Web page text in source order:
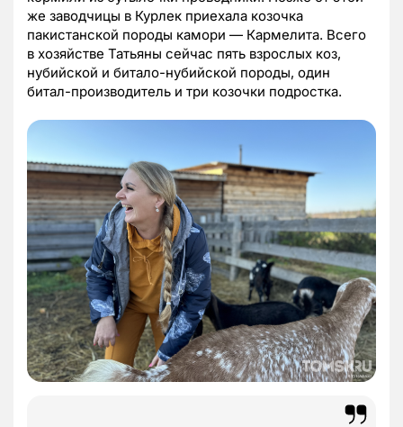
же заводчицы в Курлек приехала козочка
пакистанской породы камори — Кармелита. Всего
в хозяйстве Татьяны сейчас пять взрослых коз,
нубийской и битало-нубийской породы, один
битал-производитель и три козочки подростка.